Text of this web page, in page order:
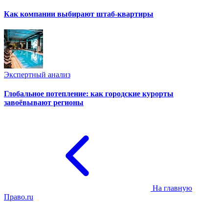
Как компании выбирают штаб-квартиры
Экспертный анализ
Глобальное потепление: как городские курорты
завоёвывают регионы
На главную
Право.ru